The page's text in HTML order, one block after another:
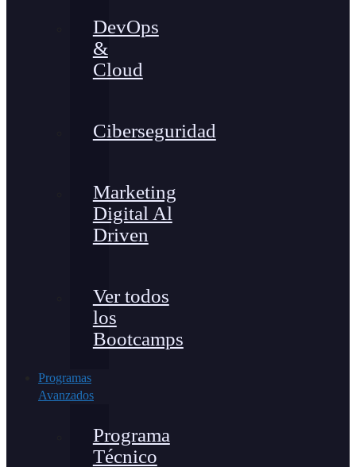
DevOps
&
Cloud
Ciberseguridad
Marketing
Digital Al
Driven
Ver todos
los
Bootcamps
Programas
Avanzados
Programa
Técnico